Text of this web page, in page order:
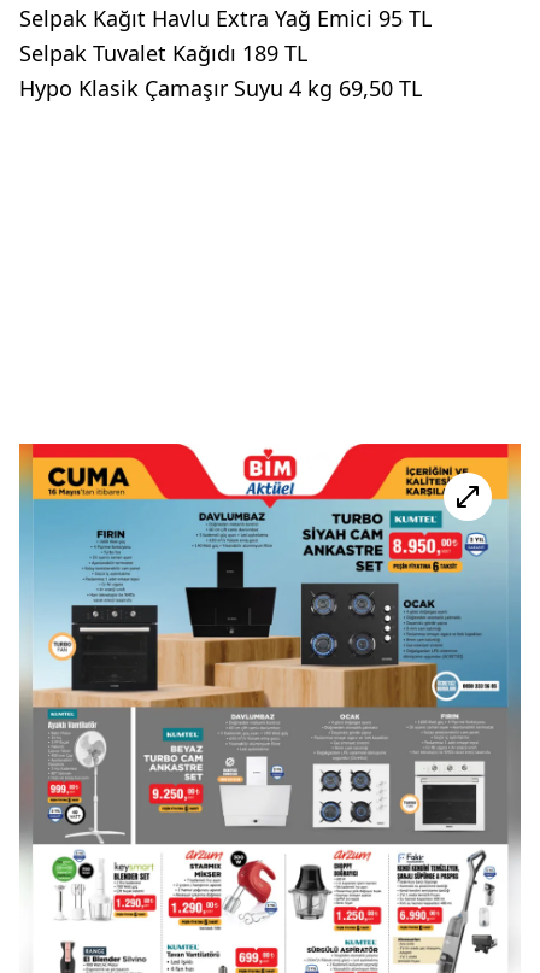
Selpak Kağıt Havlu Extra Yağ Emici 95 TL
Selpak Tuvalet Kağıdı 189 TL
Hypo Klasik Çamaşır Suyu 4 kg 69,50 TL